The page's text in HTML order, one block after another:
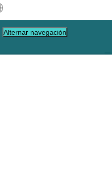
中文
Alternar navegación
de
Generación